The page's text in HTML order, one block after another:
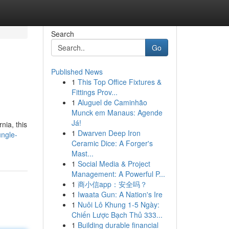
this
Search
Go
Published News
1 This Top Office Fixtures &
Fittings Prov...
1 Aluguel de Caminhão
Munck em Manaus: Agende
Já!
1 Dwarven Deep Iron
Ceramic Dice: A Forger's
Mast...
1 Social Media & Project
Management: A Powerful P...
1 商小信app：安全吗？
1 Iwaata Gun: A Nation's Ire
1 Nuôi Lô Khung 1-5 Ngày:
Chiến Lược Bạch Thủ 333...
1 Building durable financial